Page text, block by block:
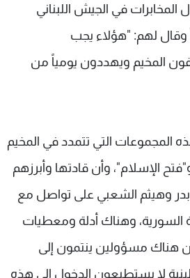
في الجيش اللبناني
وقال لهم: "هؤلاء يجب
المخيم ويهددون يومياً من
المجموعات التي تتمدد في المخيم
الإسلام"، وأن قادتها وأبرزهم
وهيثم الشعبي على تواصل مع
السورية، وهناك أدلة ومعطيات
هناك مسؤولين ينتمون إلى
لا يستطيعون الدخول إلى هذه